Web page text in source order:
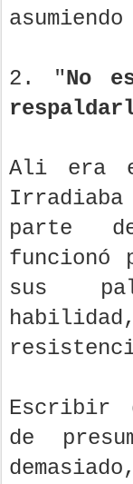
2. "No
Ali era
parte
funcionó
sus
Escribir
de